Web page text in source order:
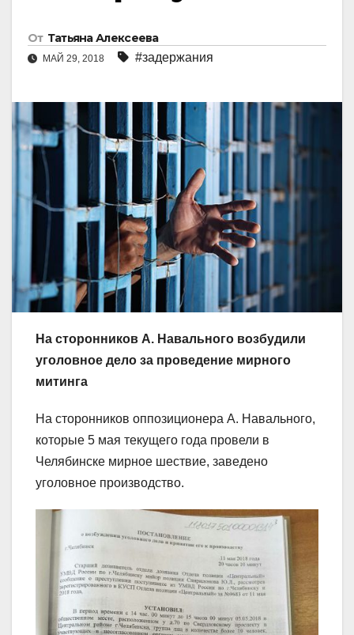
От Татьяна Алексеева
МАЙ 29, 2018 #задержания
На сторонников А. Навального возбудили
уголовное дело за проведение мирного
митинга
На сторонников оппозиционера А. Навального,
которые 5 мая текущего года провели в
Челябинске мирное шествие, заведено
уголовное производство.